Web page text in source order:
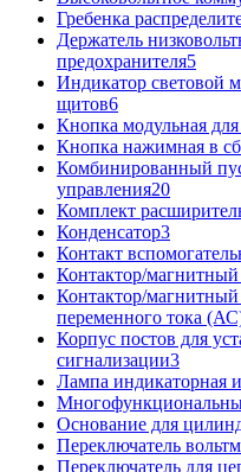
Гребенка
Держатель
предохранителя5
Индикатор световой
щитов6
Кнопка модульная
Кнопка нажимная в
Комбинированный
управления20
Комплект
Конденсатор3
Контакт
Контактор/магнитный
Контактор/магнитный
переменного тока
Корпус постов для
сигнализации3
Лампа индикаторная
Основание для
Переключатель
Переключатель для